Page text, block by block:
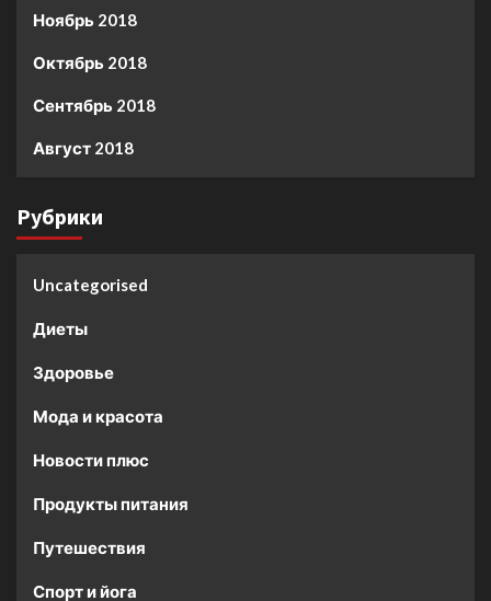
Ноябрь 2018
Октябрь 2018
Сентябрь 2018
Август 2018
Рубрики
Uncategorised
Диеты
Здоровье
Мода и красота
Новости плюс
Продукты питания
Путешествия
Спорт и йога